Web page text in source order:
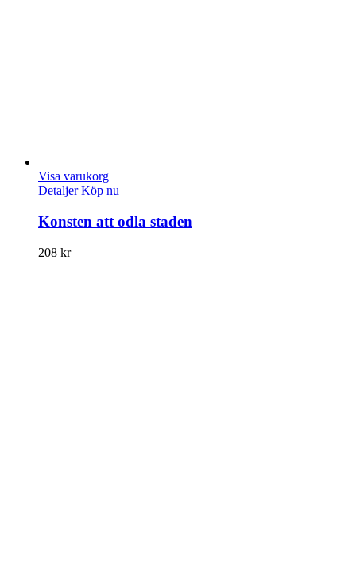
Visa varukorg
Detaljer Köp nu
Konsten att odla staden
208 kr